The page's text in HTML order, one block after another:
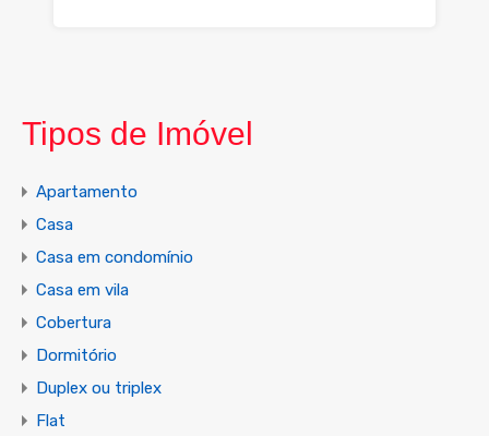
Tipos de Imóvel
Apartamento
Casa
Casa em condomínio
Casa em vila
Cobertura
Dormitório
Duplex ou triplex
Flat